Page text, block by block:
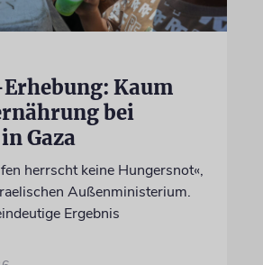
Kaum
bei
Gaza
herrscht keine Hungersnot«,
Außenministerium.
Ergebnis